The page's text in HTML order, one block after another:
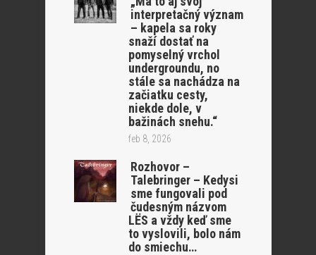
interpretačný význam
– kapela sa roky
snaží dostať na
pomyselný vrchol
undergroundu, no
stále sa nachádza na
začiatku cesty,
niekde dole, v
bažinách snehu.“
feb 8, 2026
Rozhovor –
Talebringer – Kedysi
sme fungovali pod
čudesným názvom
LËS a vždy keď sme
to vyslovili, bolo nám
do smiechu…